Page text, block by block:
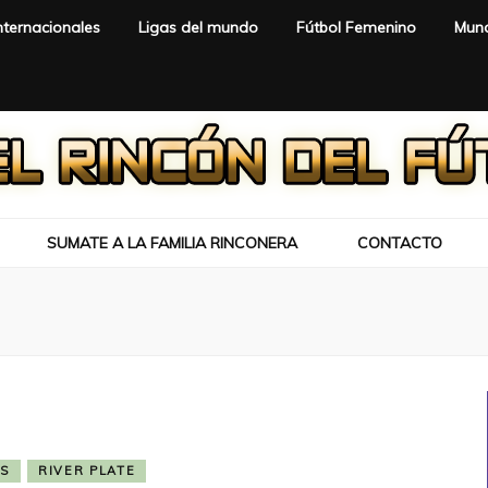
Ligas del mundo Fútbol Femenino
SUMATE A LA FAMILIA RINCONERA CONTACTO
RIVER PLATE